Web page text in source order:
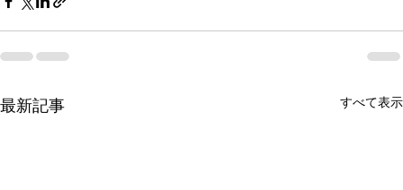
最新記事 すべて表示